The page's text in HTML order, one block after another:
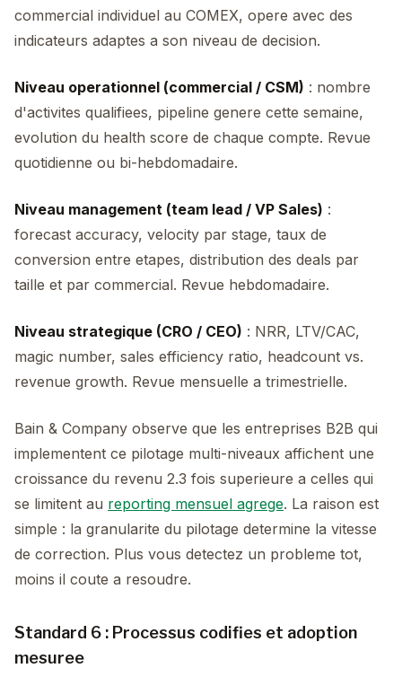
commercial individuel au COMEX, opere avec des
indicateurs adaptes a son niveau de decision.
Niveau operationnel (commercial / CSM) : nombre
d'activites qualifiees, pipeline genere cette semaine,
evolution du health score de chaque compte. Revue
quotidienne ou bi-hebdomadaire.
Niveau management (team lead / VP Sales) :
forecast accuracy, velocity par stage, taux de
conversion entre etapes, distribution des deals par
taille et par commercial. Revue hebdomadaire.
Niveau strategique (CRO / CEO) : NRR, LTV/CAC,
magic number, sales efficiency ratio, headcount vs.
revenue growth. Revue mensuelle a trimestrielle.
Bain & Company observe que les entreprises B2B qui
implementent ce pilotage multi-niveaux affichent une
croissance du revenu 2.3 fois superieure a celles qui
se limitent au reporting mensuel agrege. La raison est
simple : la granularite du pilotage determine la vitesse
de correction. Plus vous detectez un probleme tot,
moins il coute a resoudre.
Standard 6 : Processus codifies et adoption
mesuree